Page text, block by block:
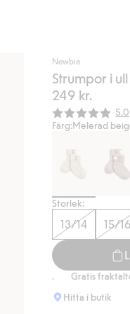
Newbie
Strumpor i
249 kr.
5.0
Färg:Melerad
Storlek:
13/14 15/16
Gratis
Hitta i butik